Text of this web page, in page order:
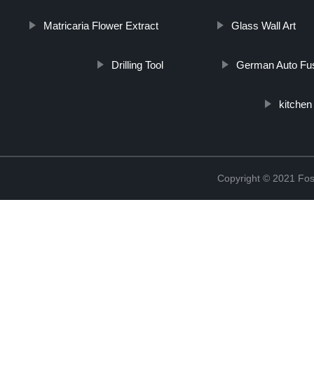
Matricaria Flower Extract Glass Wall Art
Drilling Tool German Auto
Copyright © 2021